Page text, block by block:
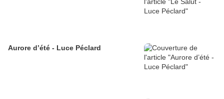
Aurore d’été - Luce Péclard